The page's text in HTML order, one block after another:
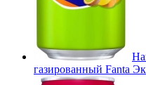
газированный Fanta